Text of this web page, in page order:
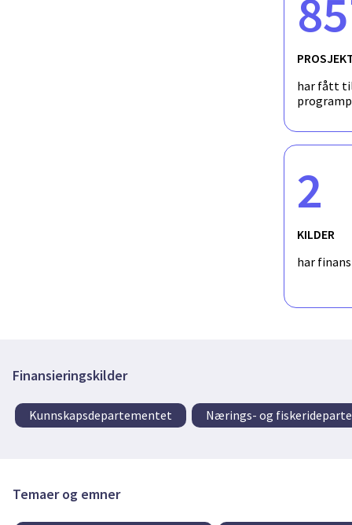
har fått
2
KILDER
har
Finansieringskilder
Kunnskapsdepartementet Nærings- og
Temaer og emner